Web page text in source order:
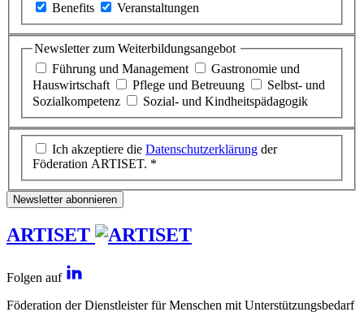
Benefits
Veranstaltungen
Newsletter zum Weiterbildungsangebot
Führung und Management
Gastronomie und
Hauswirtschaft
Pflege und Betreuung
Selbst- und
Sozialkompetenz
Sozial- und Kindheitspädagogik
Ich akzeptiere die Datenschutzerklärung der
Föderation ARTISET. *
Newsletter abonnieren
ARTISET
Folgen auf
Föderation der Dienstleister für Menschen mit Unterstützungsbedarf